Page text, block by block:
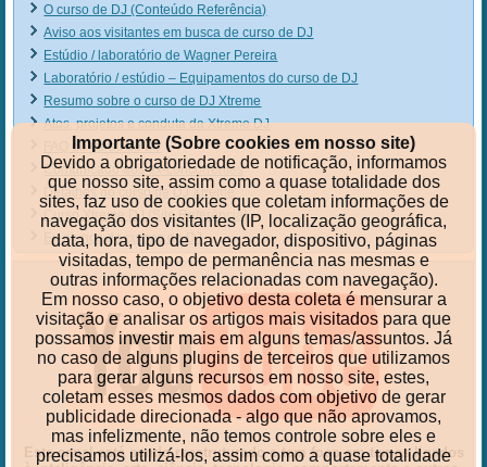
O curso de DJ (Conteúdo Referência)
Aviso aos visitantes em busca de curso de DJ
Estúdio / laboratório de Wagner Pereira
Laboratório / estúdio – Equipamentos do curso de DJ
Resumo sobre o curso de DJ Xtreme
Atos, projetos e conduta da Xtreme DJ
FAQ do curso de DJ
Comunicado aos ex-concorrentes
Detalhes do curso de DJ Xtreme
Curso Xtreme DJ (Site Referência)
Ex-alunos do cursos de DJ
Este canal está sendo reestruturado e tem foco em temas ligados
Importante (Sobre cookies em nosso site)
Devido a obrigatoriedade de notificação, informamos
que nosso site, assim como a quase totalidade dos
sites, faz uso de cookies que coletam informações de
navegação dos visitantes (IP, localização geográfica,
data, hora, tipo de navegador, dispositivo, páginas
visitadas, tempo de permanência nas mesmas e
outras informações relacionadas com navegação).
Em nosso caso, o objetivo desta coleta é mensurar a
visitação e analisar os artigos mais visitados para que
possamos investir mais em alguns temas/assuntos. Já
no caso de alguns plugins de terceiros que utilizamos
para gerar alguns recursos em nosso site, estes,
coletam esses mesmos dados com objetivo de gerar
publicidade direcionada - algo que não aprovamos,
mas infelizmente, não temos controle sobre eles e
precisamos utilizá-los, assim como a quase totalidade